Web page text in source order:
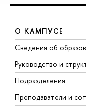
О КАМПУСЕ
Сведения об
Руководство и
Подразделения
Преподаватели и